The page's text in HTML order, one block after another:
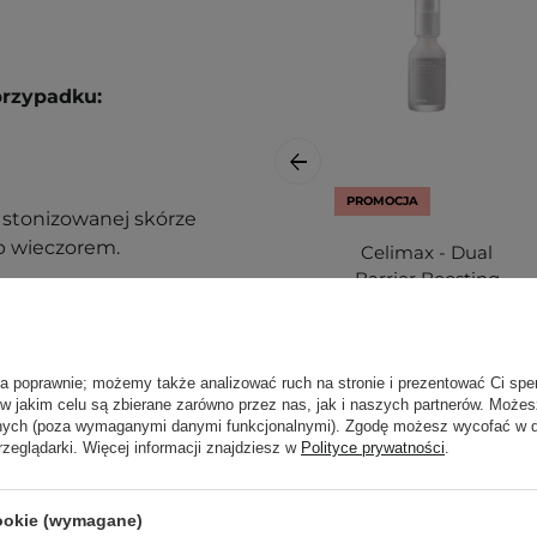
skórze
wieczorem.
Zajrzyj do naszego
PROMOCJA
Celimax - Dual
Barrier Boosting
Ceramidów - 30ml
poprawnie; możemy także analizować ruch na stronie i prezentować Ci
jakim celu są zbierane zarówno przez nas, jak i naszych partnerów.
(poza wymaganymi danymi funkcjonalnymi). Zgodę możesz wycofać w
Więcej informacji znajdziesz w Polityce prywatności.
(wymagane)